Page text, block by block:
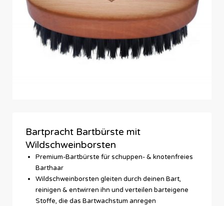
Bartpracht Bartbürste mit
Wildschweinborsten
Premium-Bartbürste für schuppen- & knotenfreies
Barthaar
Wildschweinborsten gleiten durch deinen Bart,
reinigen & entwirren ihn und verteilen barteigene
Stoffe, die das Bartwachstum anregen